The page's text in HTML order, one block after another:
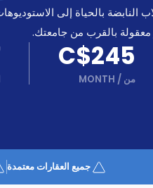
النابضة بالحياة إلى
معقولة بالقرب من جامعتك.
C$245
من /
MONTH
جميع العقارات معتمدة